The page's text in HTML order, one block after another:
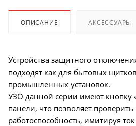
ОПИСАНИЕ АКСЕССУАРЫ
Устройства защитного
подходят как для бытовых
промышленных установок.
УЗО данной серии имеют кнопку
панели, что позволяет проверить
работоспособность, имитируя